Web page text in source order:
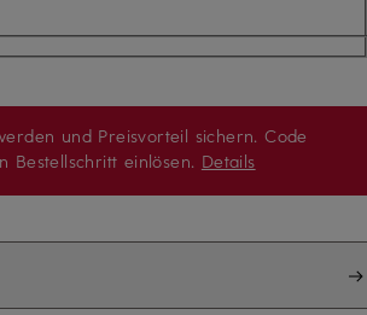
und Preisvorteil sichern. Code
Bestellschritt einlösen. Details